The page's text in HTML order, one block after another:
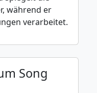
während er
verarbeitet.
Song